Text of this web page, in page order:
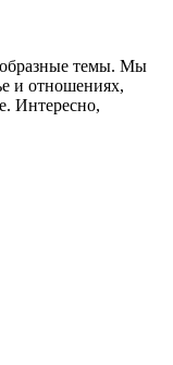
темы. Мы
и отношениях,
Интересно,